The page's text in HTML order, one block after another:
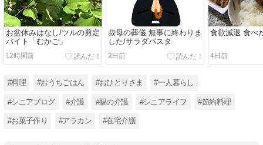
お盆休みはなし/ツルの剪定
バイト「むかご」
12時間前
叔母の葬儀 無事に終わりま
した/サラダパスタ
2日前
食欲減退 食べ
4日前
#料理 #おうちごはん #おひとりさま #一人暮らし
#シニアブログ #介護 #親の介護 #シニアライフ #節約料理
#お菓子作り #アラカン #在宅介護